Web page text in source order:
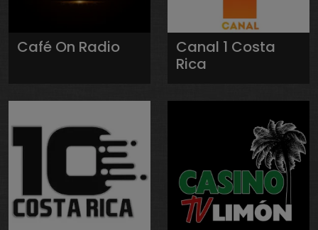
Café On Radio
Canal 1 Costa
Rica